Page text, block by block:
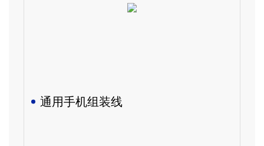
通用手机组装线